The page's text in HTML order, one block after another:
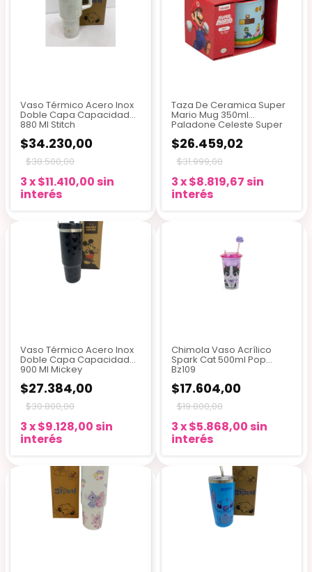
Vaso Térmico Acero Inox
Doble Capa Capacidad
880 Ml Stitch
$34.230,00
$38.500,00
3x$11.410,00 sin
interés
Taza De Ceramica Super
Mario Mug 350ml
Paladone Celeste Super
$26.459,02
$31.999,00
3x$8.819,67 sin
interés
Vaso Térmico Acero Inox
Doble Capa Capacidad
900 Ml Mickey
$27.384,00
$30.800,00
3x$9.128,00 sin
interés
Chimola Vaso Acrílico
Spark Cat 500ml Pop
Bz109
$17.604,00
$19.800,00
3x$5.868,00 sin
interés